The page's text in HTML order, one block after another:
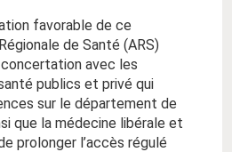
favorable de ce
de Santé (ARS)
avec les
publics et privé qui
sur le département de
que la médecine libérale et
prolonger l’accès régulé